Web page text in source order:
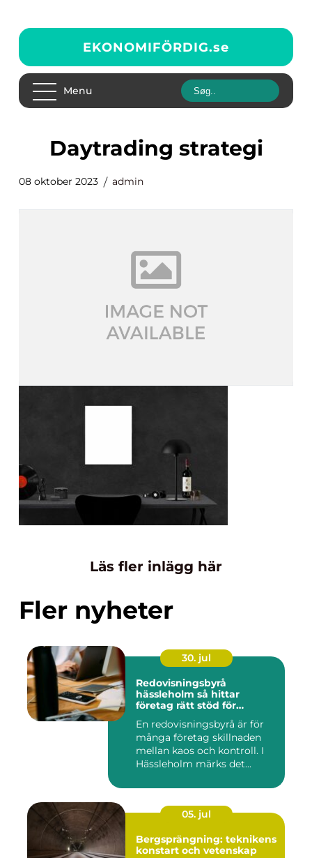
EKONOMIFÖRDIG.se
Menu
daytrading strategi
08 oktober 2023 admin
Läs fler inlägg här
Fler nyheter
30. jul
Redovisningsbyrå
hässleholm så hittar
företag rätt stöd för
En redovisningsbyrå är för
många företag skillnaden
mellan kaos och kontroll. I
Hässleholm märks det...
05. jul
Bergsprängning: teknikens
konstart och vetenskap